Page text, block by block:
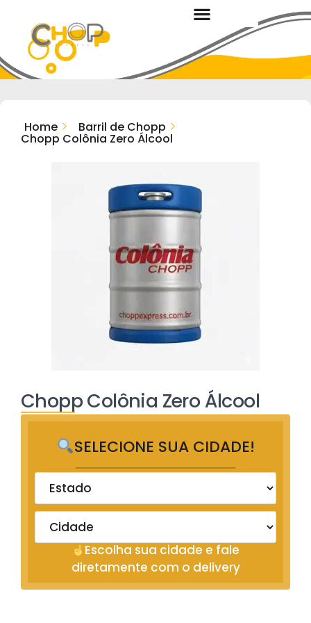
Home Barril de Chopp
Chopp Colônia Zero Álcool
Chopp Colônia Zero Álcool
SELECIONE SUA CIDADE!
Escolha sua cidade e fale
diretamente com o delivery